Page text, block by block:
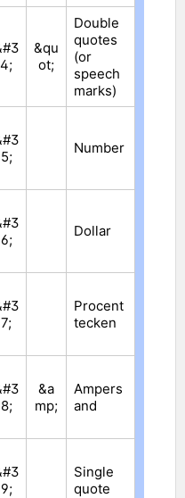
4;
&qu
ot;
Double
quotes
(or
speech
marks)
5;
Number
6;
Dollar
7;
Procent
tecken
8;
&a
mp;
Ampers
and
9;
Single
quote